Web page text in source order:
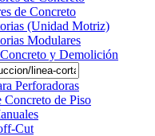
de Concreto
(Unidad Motriz)
Modulares
y Demolición
Perforadoras
Concreto de Piso
Cut